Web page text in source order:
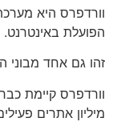
הפועלת באינטרנט.
זהו גם אחד מבוני
מיליון אתרים